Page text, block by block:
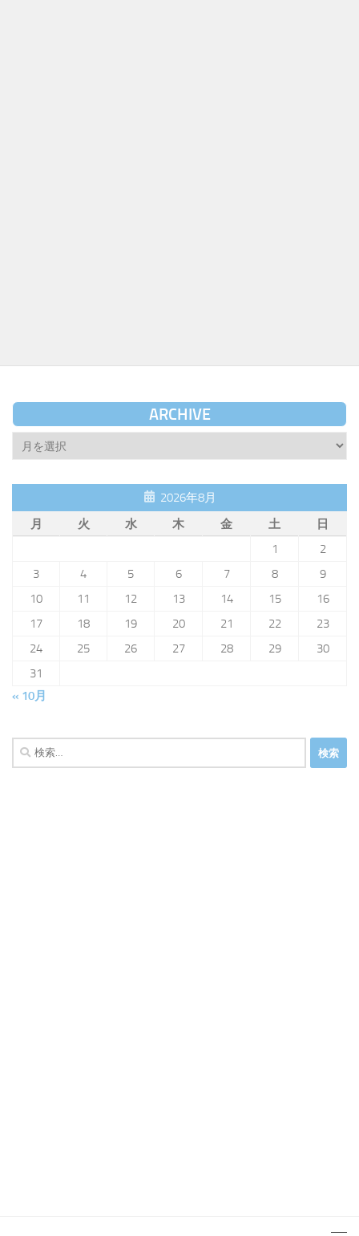
ARCHIVE
Archive
2026年8月
月
火 水 木 金 土
日
1
2
3
4 5 6 7 8
9
10
11 12 13 14 15
16
17
18 19 20 21 22
23
24
25 26 27 28 29
30
31
« 10月
検
索: